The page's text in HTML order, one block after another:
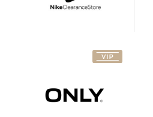
Only
Orsay